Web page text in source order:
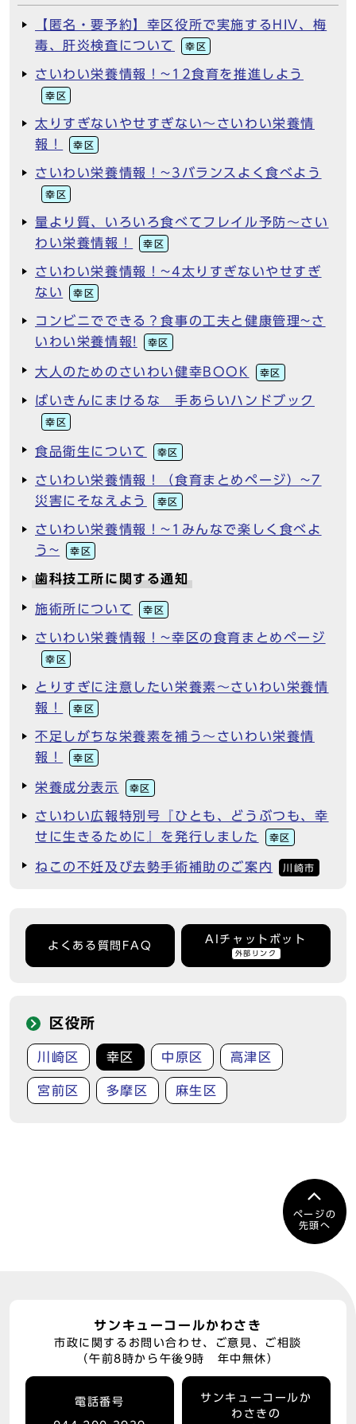
【匿名・要予約】幸区役所で実施するHIV、梅
毒、肝炎検査について
幸区
さいわい栄養情報！~12食育を推進しよう
幸区
太りすぎないやせすぎない～さいわい栄養情
報！
幸区
さいわい栄養情報！~3バランスよく食べよう
幸区
量より質、いろいろ食べてフレイル予防～さい
わい栄養情報！
幸区
さいわい栄養情報！~4太りすぎないやせすぎ
ない
幸区
コンビニでできる？食事の工夫と健康管理~さ
いわい栄養情報!
幸区
大人のためのさいわい健幸BOOK 幸区
ばいきんにまけるな 手あらいハンドブック
幸区
食品衛生について 幸区
さいわい栄養情報！（食育まとめページ）~7
災害にそなえよう
幸区
さいわい栄養情報！~1みんなで楽しく食べよ
う~
幸区
歯科技工所に関する通知
施術所について 幸区
さいわい栄養情報！~幸区の食育まとめページ
幸区
とりすぎに注意したい栄養素～さいわい栄養情
報！
幸区
不足しがちな栄養素を補う～さいわい栄養情
報！
幸区
栄養成分表示 幸区
さいわい広報特別号『ひとも、どうぶつも、幸
せに生きるために』を発行しました
幸区
ねこの不妊及び去勢手術補助のご案内 川崎市
よくある質問FAQ
AIチャットボット
外部リンク
区役所
川崎区 幸区 中原区 高津区
宮前区 多摩区 麻生区
ページの
先頭へ
サンキューコールかわさき
市政に関するお問い合わせ、ご意見、ご相談
（午前8時から午後9時 年中無休）
電話番号
サンキューコールか
わさきの